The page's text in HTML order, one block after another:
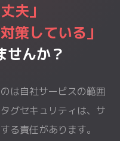
夫」
策している」
せんか？
は自社サービスの範囲
グセキュリティは、サ
る責任があります。